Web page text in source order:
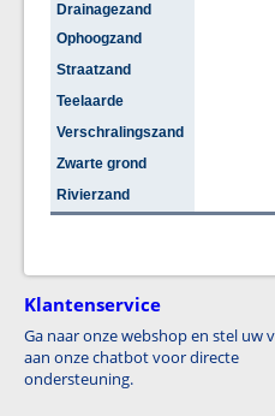
Drainagezand
Ophoogzand
Straatzand
Teelaarde
Verschralingszand
Zwarte grond
Rivierzand
Klantenservice
Ga naar onze webshop en stel uw
aan onze chatbot voor directe
ondersteuning.